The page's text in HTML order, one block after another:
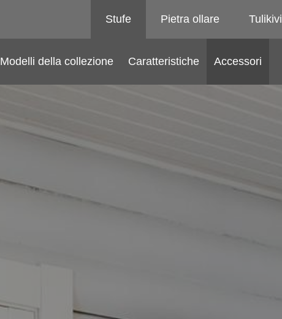
Stufe Pietra ollare Tulikivi
Modelli della collezione Caratteristiche Accessori